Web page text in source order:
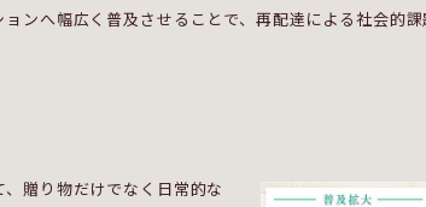
ンへ幅広く普及させることで、再配達による社会的課
贈り物だけでなく日常的な